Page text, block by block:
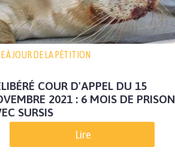
À JOUR DE LA PÉTITION
COUR D'APPEL DU 15
2021 : 6 MOIS DE PRISON
SURSIS
Lire